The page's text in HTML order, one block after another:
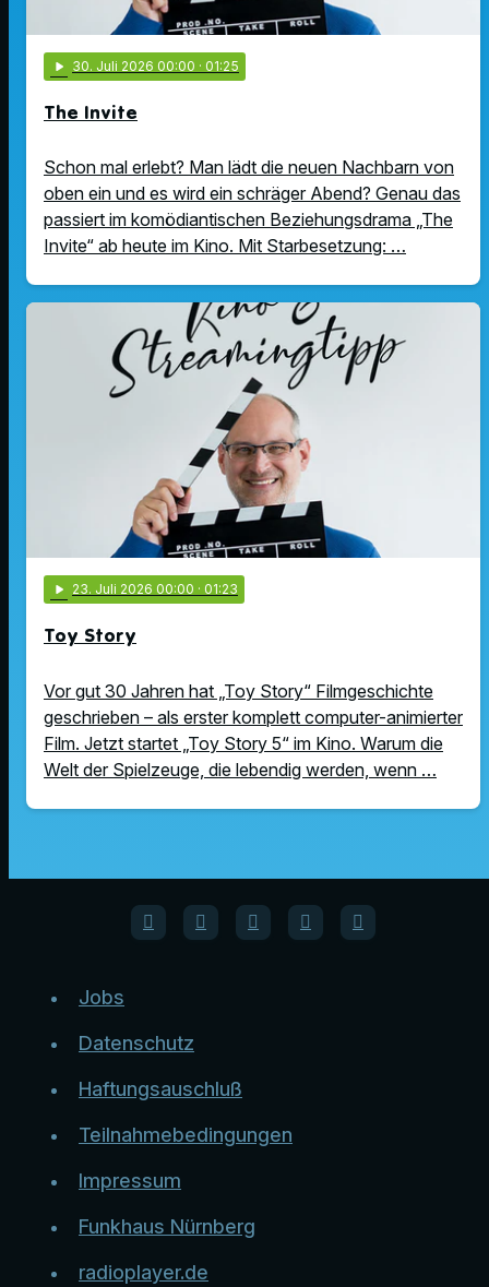
play_arrow 30. Juli 2026 00:00 · 01:25
The Invite
Schon mal erlebt? Man lädt die neuen Nachbarn von
oben ein und es wird ein schräger Abend? Genau das
passiert im komödiantischen Beziehungsdrama „The
Invite“ ab heute im Kino. Mit Starbesetzung: …
play_arrow 23. Juli 2026 00:00 · 01:23
Toy Story
Vor gut 30 Jahren hat „Toy Story“ Filmgeschichte
geschrieben – als erster komplett computer-animierter
Film. Jetzt startet „Toy Story 5“ im Kino. Warum die
Welt der Spielzeuge, die lebendig werden, wenn …
Jobs
Datenschutz
Haftungsauschluß
Teilnahmebedingungen
Impressum
Funkhaus Nürnberg
radioplayer.de